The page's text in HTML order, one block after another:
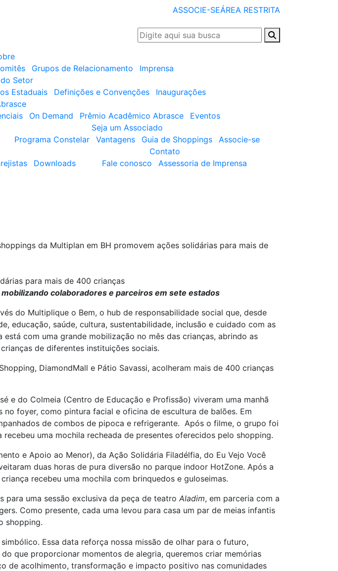
ASSOCIE-SEÁREA RESTRITA
Grupos de Relacionamento
Imprensa
Setor
Estaduais Definições e Convenções
Inaugurações
On Demand Prêmio Acadêmico Abrasce
Eventos
Seja um Associado
Programa Constelar
Vantagens Guia de Shoppings
Associe-se
Downloads
Contato
Fale conosco
Assessoria de Imprensa
da Multiplan em BH promovem ações solidárias para mais de
para mais de 400 crianças
colaboradores e parceiros em sete estados
do Multiplique o Bem, o hub de responsabilidade social que, desde
educação, saúde, cultura, sustentabilidade, inclusão e cuidado com as
com uma grande mobilização no mês das crianças, abrindo as
de diferentes instituições sociais.
DiamondMall e Pátio Savassi, acolheram mais de 400 crianças
e do Colmeia (Centro de Educação e Profissão) viveram uma manhã
foyer, como pintura facial e oficina de escultura de balões. Em
de combos de pipoca e refrigerante. Após o filme, o grupo foi
uma mochila recheada de presentes oferecidos pelo shopping.
e Apoio ao Menor), da Ação Solidária Filadélfia, do Eu Vejo Você
duas horas de pura diversão no parque indoor HotZone. Após a
recebeu uma mochila com brinquedos e guloseimas.
para uma sessão exclusiva da peça de teatro Aladim, em parceria com a
Como presente, cada uma levou para casa um par de meias infantis
shopping.
Essa data reforça nossa missão de olhar para o futuro,
que proporcionar momentos de alegria, queremos criar memórias
de acolhimento, transformação e impacto positivo nas comunidades